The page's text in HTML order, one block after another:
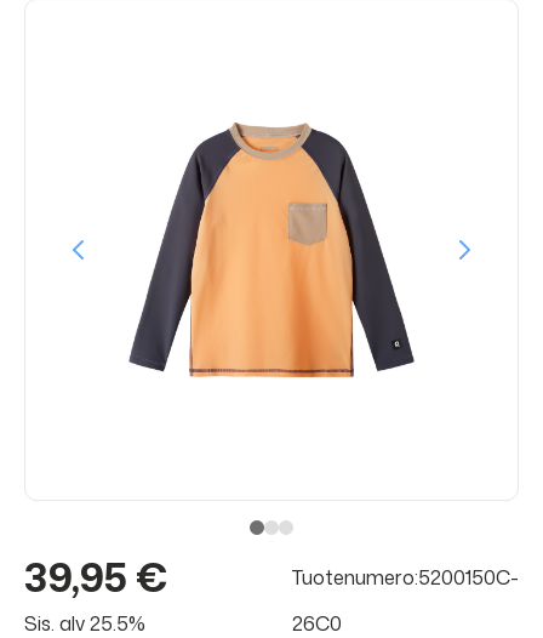
39,95 €
Sis. alv 25.5%
Tuotenumero:5200150C-
26C0